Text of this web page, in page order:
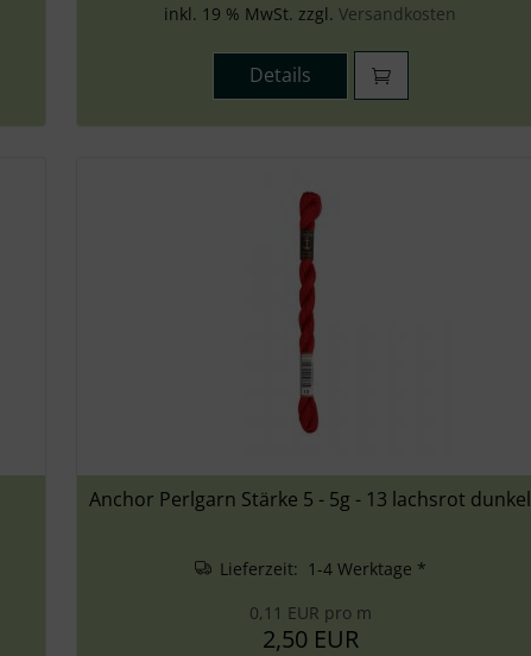
inkl. 19 % MwSt. zzgl.Versandkosten
Details
Anchor Perlgarn Stärke 5 - 5g - 13 lachsrot dunkel
Lieferzeit: 1-4 Werktage *
0,11 EUR pro m
2,50 EUR